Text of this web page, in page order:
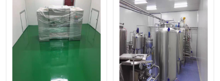
净化车间工程 GMP车间